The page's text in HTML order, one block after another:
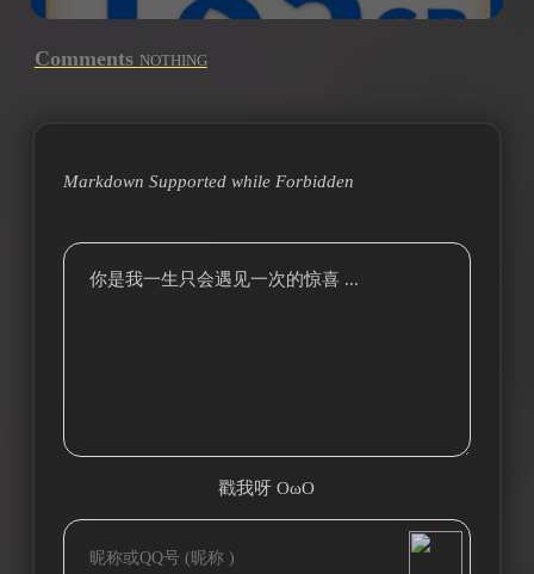
Comments NOTHING
Markdown Supported while Forbidden
你是我一生只会遇见一次的惊喜 ...
戳我呀 OωO
Tieba